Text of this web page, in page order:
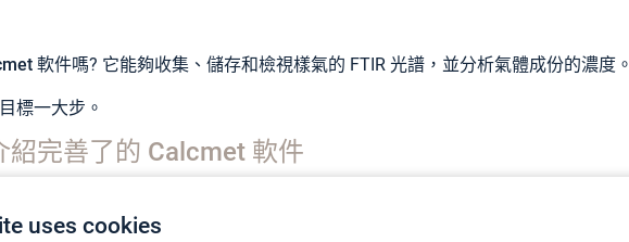
uses cookies
軟件嗎? 它能夠收集、儲存和檢視樣氣的 FTIR 光譜，並分析氣體成份的濃度。
標一大步。
紹完善了的 Calcmet 軟件